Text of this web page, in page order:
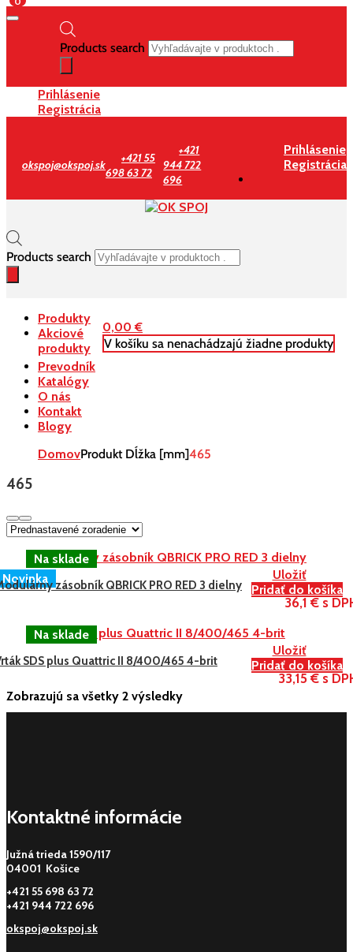
Products search
Prihlásenie
Registrácia
okspoj@okspoj.sk
+421 55
698 63 72
+421
944 722
696
Prihlásenie
Registrácia
Products search
0,00€
V košíku sa nenachádzajú žiadne produkty
Produkty
Akciové
produkty
Prevodník
Katalógy
O nás
Kontakt
Blogy
DomovProdukt Dĺžka [mm]465
465
Uložiť
Pridať do košíka
Novinka zásobník QBRICK PRO RED 3 dielny
36,1 € s
Uložiť
Pridať do košíka
SDS plus Quattric II 8/400/465 4-brit
33,15 € s
Zobrazujú sa všetky 2 výsledky
Kontaktné informácie
Južná trieda 1590/117
04001 Košice
+421 55 698 63 72
+421 944 722 696
okspoj@okspoj.sk